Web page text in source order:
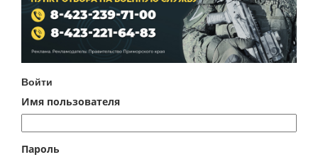
Войти
Имя пользователя
Пароль